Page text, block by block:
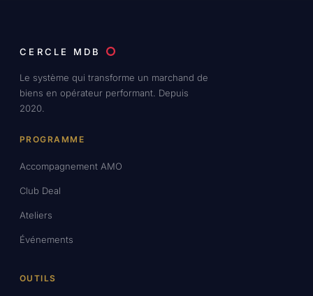
CERCLE MDB
Le système qui transforme un marchand de
biens en opérateur performant. Depuis
2020.
PROGRAMME
Accompagnement AMO
Club Deal
Ateliers
Événements
OUTILS